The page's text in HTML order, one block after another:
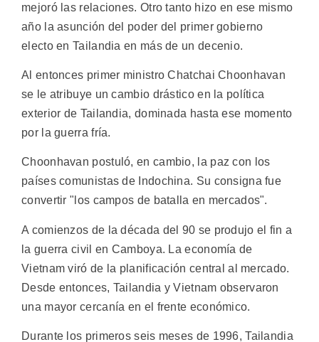
mejoró las relaciones. Otro tanto hizo en ese mismo
año la asunción del poder del primer gobierno
electo en Tailandia en más de un decenio.
Al entonces primer ministro Chatchai Choonhavan
se le atribuye un cambio drástico en la política
exterior de Tailandia, dominada hasta ese momento
por la guerra fría.
Choonhavan postuló, en cambio, la paz con los
países comunistas de Indochina. Su consigna fue
convertir "los campos de batalla en mercados".
A comienzos de la década del 90 se produjo el fin a
la guerra civil en Camboya. La economía de
Vietnam viró de la planificación central al mercado.
Desde entonces, Tailandia y Vietnam observaron
una mayor cercanía en el frente económico.
Durante los primeros seis meses de 1996, Tailandia